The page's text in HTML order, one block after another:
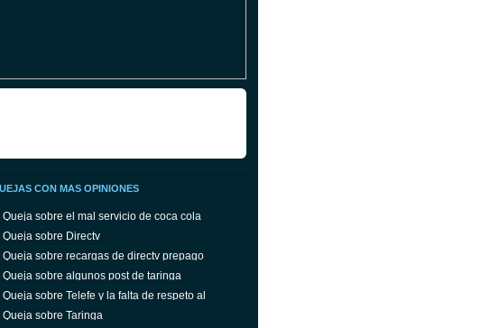
CON MAS OPINIONES
Queja sobre el mal servicio de coca cola
Queja sobre Directv
Queja sobre recargas de directv prepago
Queja sobre algunos post de taringa
Queja sobre Telefe y la falta de respeto al
televidente
Queja sobre Taringa